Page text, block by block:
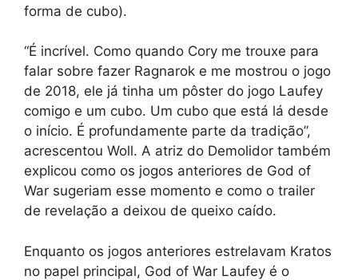
forma de cubo).
“É incrível. Como quando Cory me trouxe para
falar sobre fazer Ragnarok e me mostrou o jogo
de 2018, ele já tinha um pôster do jogo Laufey
comigo e um cubo. Um cubo que está lá desde
o início. É profundamente parte da tradição”,
acrescentou Woll. A atriz do Demolidor também
explicou como os jogos anteriores de God of
War sugeriam esse momento e como o trailer
de revelação a deixou de queixo caído.
Enquanto os jogos anteriores estrelavam Kratos
no papel principal, God of War Laufey é o